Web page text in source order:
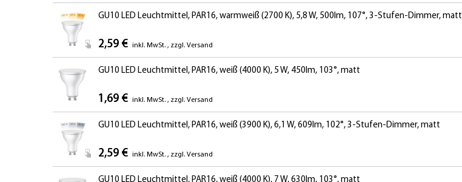
GU10 LED Leuchtmittel, PAR16, warmweiß (2700 K), 5,8 W, 500lm, 107°, 3-Stufen-Dimmer, matt
2,59 € inkl. MwSt. , zzgl. Versand
GU10 LED Leuchtmittel, PAR16, weiß (4000 K), 5 W, 450lm, 103°, matt
1,69 € inkl. MwSt. , zzgl. Versand
GU10 LED Leuchtmittel, PAR16, weiß (3900 K), 6,1 W, 609lm, 102°, 3-Stufen-Dimmer, matt
2,59 € inkl. MwSt. , zzgl. Versand
GU10 LED Leuchtmittel, PAR16, weiß (4000 K), 7 W, 630lm, 103°, matt